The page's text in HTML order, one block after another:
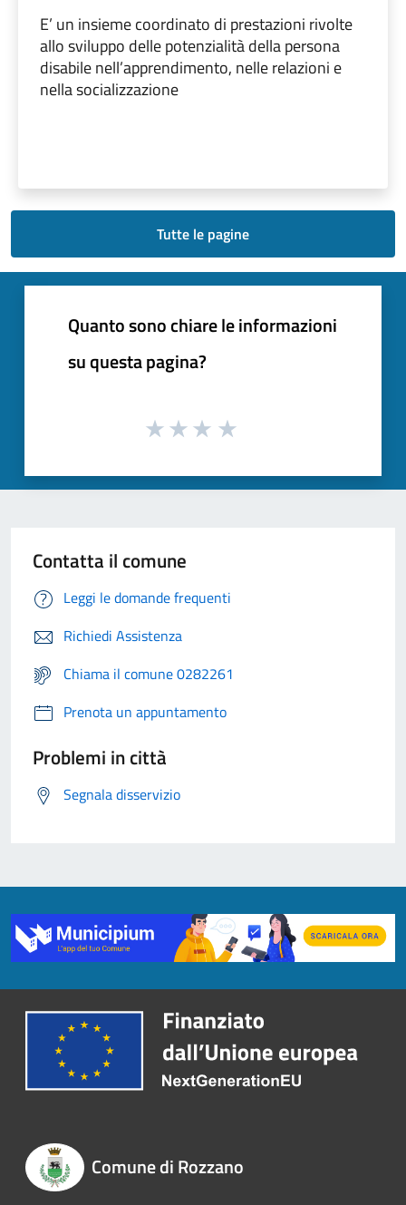
E’ un insieme coordinato di prestazioni rivolte
allo sviluppo delle potenzialità della persona
disabile nell’apprendimento, nelle relazioni e
nella socializzazione
Tutte le pagine
Quanto sono chiare le informazioni
su questa pagina?
Contatta il comune
Leggi le domande frequenti
Richiedi Assistenza
Chiama il comune 0282261
Prenota un appuntamento
Problemi in città
Segnala disservizio
Comune di Rozzano